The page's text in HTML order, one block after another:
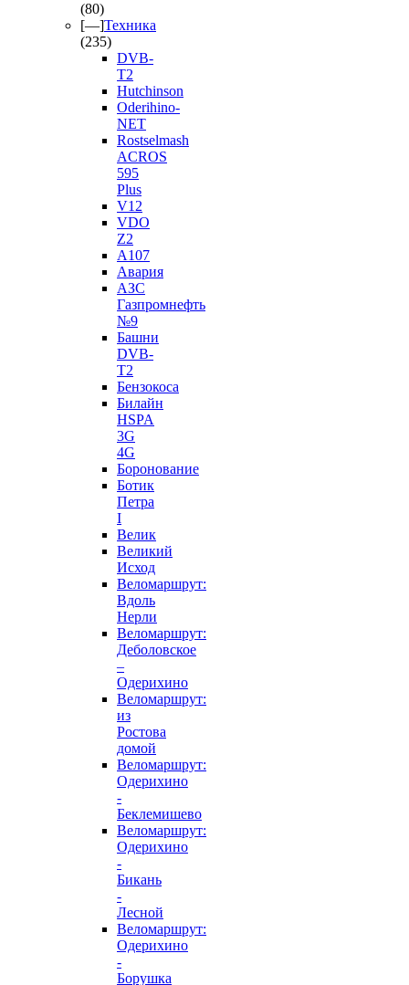
(80)
[—]Техника
(235)
DVB-
T2
Hutchinson
Oderihino-
NET
Rostselmash
ACROS
595
Plus
V12
VDO
Z2
А107
Авария
АЗС
Газпромнефть
№9
Башни
DVB-
T2
Бензокоса
Билайн
HSPA
3G
4G
Боронование
Ботик
Петра
I
Велик
Великий
Исход
Веломаршрут:
Вдоль
Нерли
Веломаршрут:
Деболовское
–
Одерихино
Веломаршрут:
из
Ростова
домой
Веломаршрут:
Одерихино
-
Беклемишево
Веломаршрут:
Одерихино
-
Бикань
-
Лесной
Веломаршрут:
Одерихино
-
Борушка